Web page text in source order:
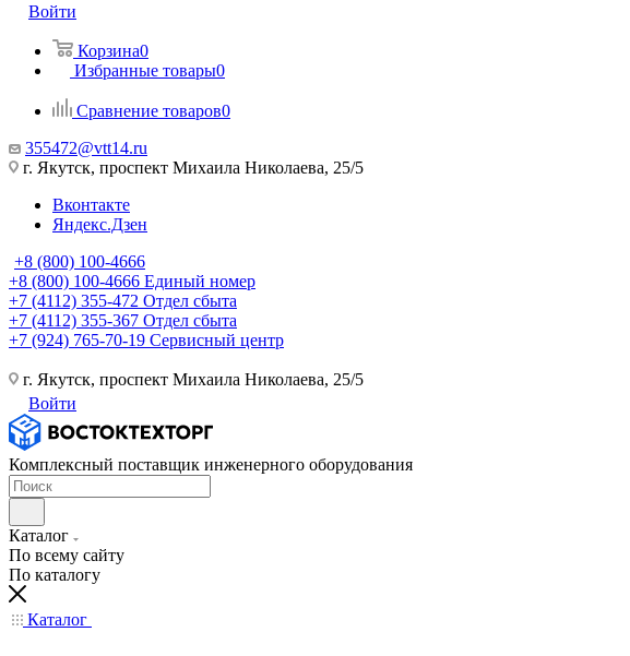
Войти
Корзина0
Избранные товары0
Сравнение товаров0
355472@vtt14.ru
г. Якутск, проспект Михаила Николаева, 25/5
Вконтакте
Яндекс.Дзен
+8 (800) 100-4666
+8 (800) 100-4666 Единый номер
+7 (4112) 355-472 Отдел сбыта
+7 (4112) 355-367 Отдел сбыта
+7 (924) 765-70-19 Сервисный центр
г. Якутск, проспект Михаила Николаева, 25/5
Войти
Комплексный поставщик инженерного оборудования
Каталог
По всему сайту
По каталогу
Каталог